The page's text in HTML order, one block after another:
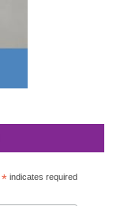
*indicates required